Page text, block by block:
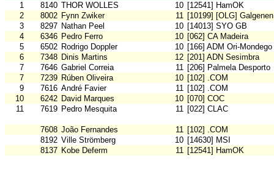
1
8140 THOR WOLLES 10 [12541] HamOK
2
8002 Fynn Zwiker 11 [10199] [OLG] Galgenen
3
8297 Nathan Peel 10 [14013] SYO GB
4
6346 Pedro Ferro 10 [062] CA Madeira
5
6502 Rodrigo Doppler 10 [166] ADM Ori-Mondego
6
7348 Dinis Martins 12 [201] ADN Sesimbra
7
7646 Gabriel Correia 11 [206] Palmela Desporto
7
7239 Rúben Oliveira 10 [102] .COM
9
7616 André Favier 11 [102] .COM
10
6242 David Marques 10 [070] COC
11
7619 Pedro Mesquita 11 [022] CLAC
7608 João Fernandes 11 [102] .COM
8192 Ville Strömberg 10 [14630] MSI
8137 Kobe Deferm 11 [12541] HamOK